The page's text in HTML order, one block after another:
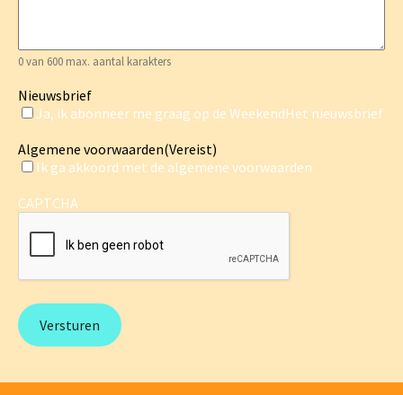
0 van 600 max. aantal karakters
Nieuwsbrief
Ja, ik abonneer me graag op de WeekendHet nieuwsbrief
Algemene voorwaarden(Vereist)
Ik ga akkoord met de algemene voorwaarden
CAPTCHA